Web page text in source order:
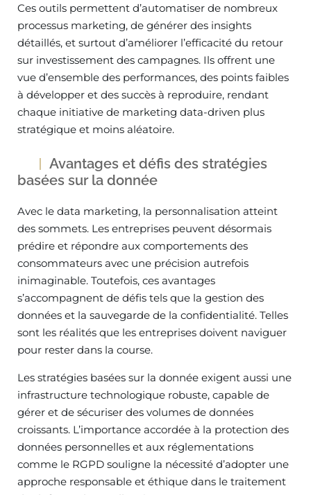
Ces outils permettent d’automatiser de nombreux
processus marketing, de générer des insights
détaillés, et surtout d’améliorer l’efficacité du retour
sur investissement des campagnes. Ils offrent une
vue d’ensemble des performances, des points faibles
à développer et des succès à reproduire, rendant
chaque initiative de marketing data-driven plus
stratégique et moins aléatoire.
Avantages et défis des stratégies
basées sur la donnée
Avec le data marketing, la personnalisation atteint
des sommets. Les entreprises peuvent désormais
prédire et répondre aux comportements des
consommateurs avec une précision autrefois
inimaginable. Toutefois, ces avantages
s’accompagnent de défis tels que la gestion des
données et la sauvegarde de la confidentialité. Telles
sont les réalités que les entreprises doivent naviguer
pour rester dans la course.
Les stratégies basées sur la donnée exigent aussi une
infrastructure technologique robuste, capable de
gérer et de sécuriser des volumes de données
croissants. L’importance accordée à la protection des
données personnelles et aux réglementations
comme le RGPD souligne la nécessité d’adopter une
approche responsable et éthique dans le traitement